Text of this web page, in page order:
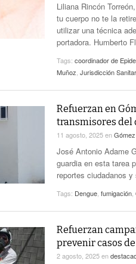
Liliana Rincón
tu cuerpo no te la
utilizar una técnica
portadora. Humberto
Tags: coordinador de
Muñoz Jurisdicción
Refuerzan en
transmisores del
11 agosto, 2025en
José Antonio Adame
guardia en esta tarea
reportes ciudadanos
Tags: Dengue fumigación
Refuerzan
prevenir casos
2 agosto, 2025en